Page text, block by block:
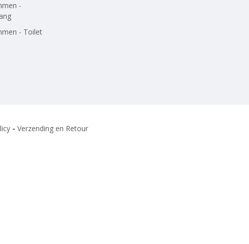
-
- Toilet
- Verzending en Retour